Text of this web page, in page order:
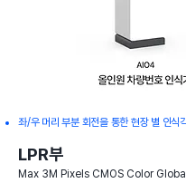
좌/우 머리 부분 회전을 통한 현장 별 인식
LPR부
Max 3M Pixels CMOS Color